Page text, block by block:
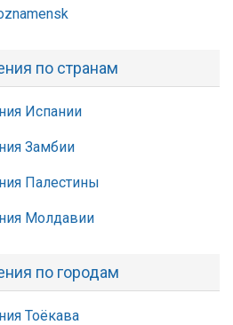
по странам
Испании
Замбии
Палестины
Молдавии
по городам
Тоёкава